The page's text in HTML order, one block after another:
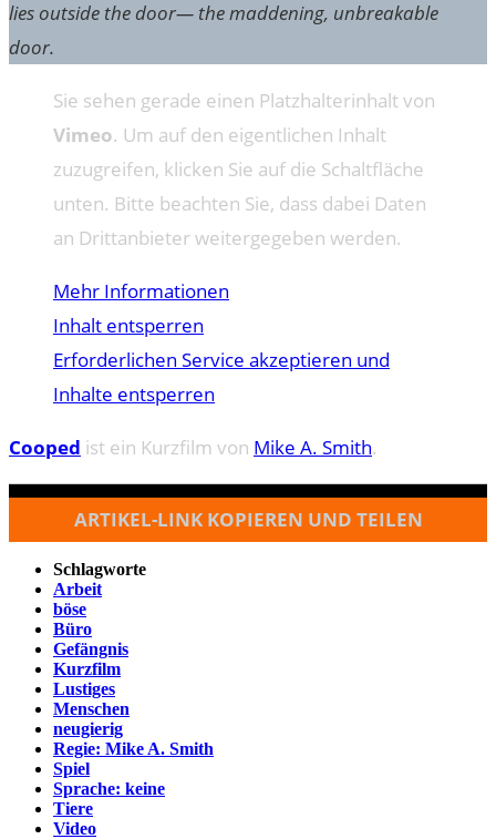
lies outside the door— the maddening, unbreakable
door.
Sie sehen gerade einen Platzhalterinhalt von
Vimeo. Um auf den eigentlichen Inhalt
zuzugreifen, klicken Sie auf die Schaltfläche
unten. Bitte beachten Sie, dass dabei Daten
an Drittanbieter weitergegeben werden.
Mehr Informationen
Inhalt entsperren
Erforderlichen Service akzeptieren und
Inhalte entsperren
Cooped ist ein Kurzfilm von Mike A. Smith.
ARTIKEL-LINK KOPIEREN UND TEILEN
Schlagworte
Arbeit
böse
Büro
Gefängnis
Kurzfilm
Lustiges
Menschen
neugierig
Regie: Mike A. Smith
Spiel
Sprache: keine
Tiere
Video